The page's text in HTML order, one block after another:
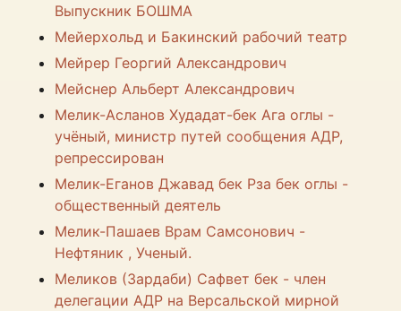
Выпускник БОШМА
Мейерхольд и Бакинский рабочий театр
Мейрер Георгий Александрович
Мейснер Альберт Александрович
Мелик-Асланов Худадат-бек Ага оглы -
учёный, министр путей сообщения АДР,
репрессирован
Мелик-Еганов Джавад бек Рза бек оглы -
общественный деятель
Мелик-Пашаев Врам Самсонович -
Нефтяник , Ученый.
Меликов (Зардаби) Сафвет бек - член
делегации АДР на Версальской мирной